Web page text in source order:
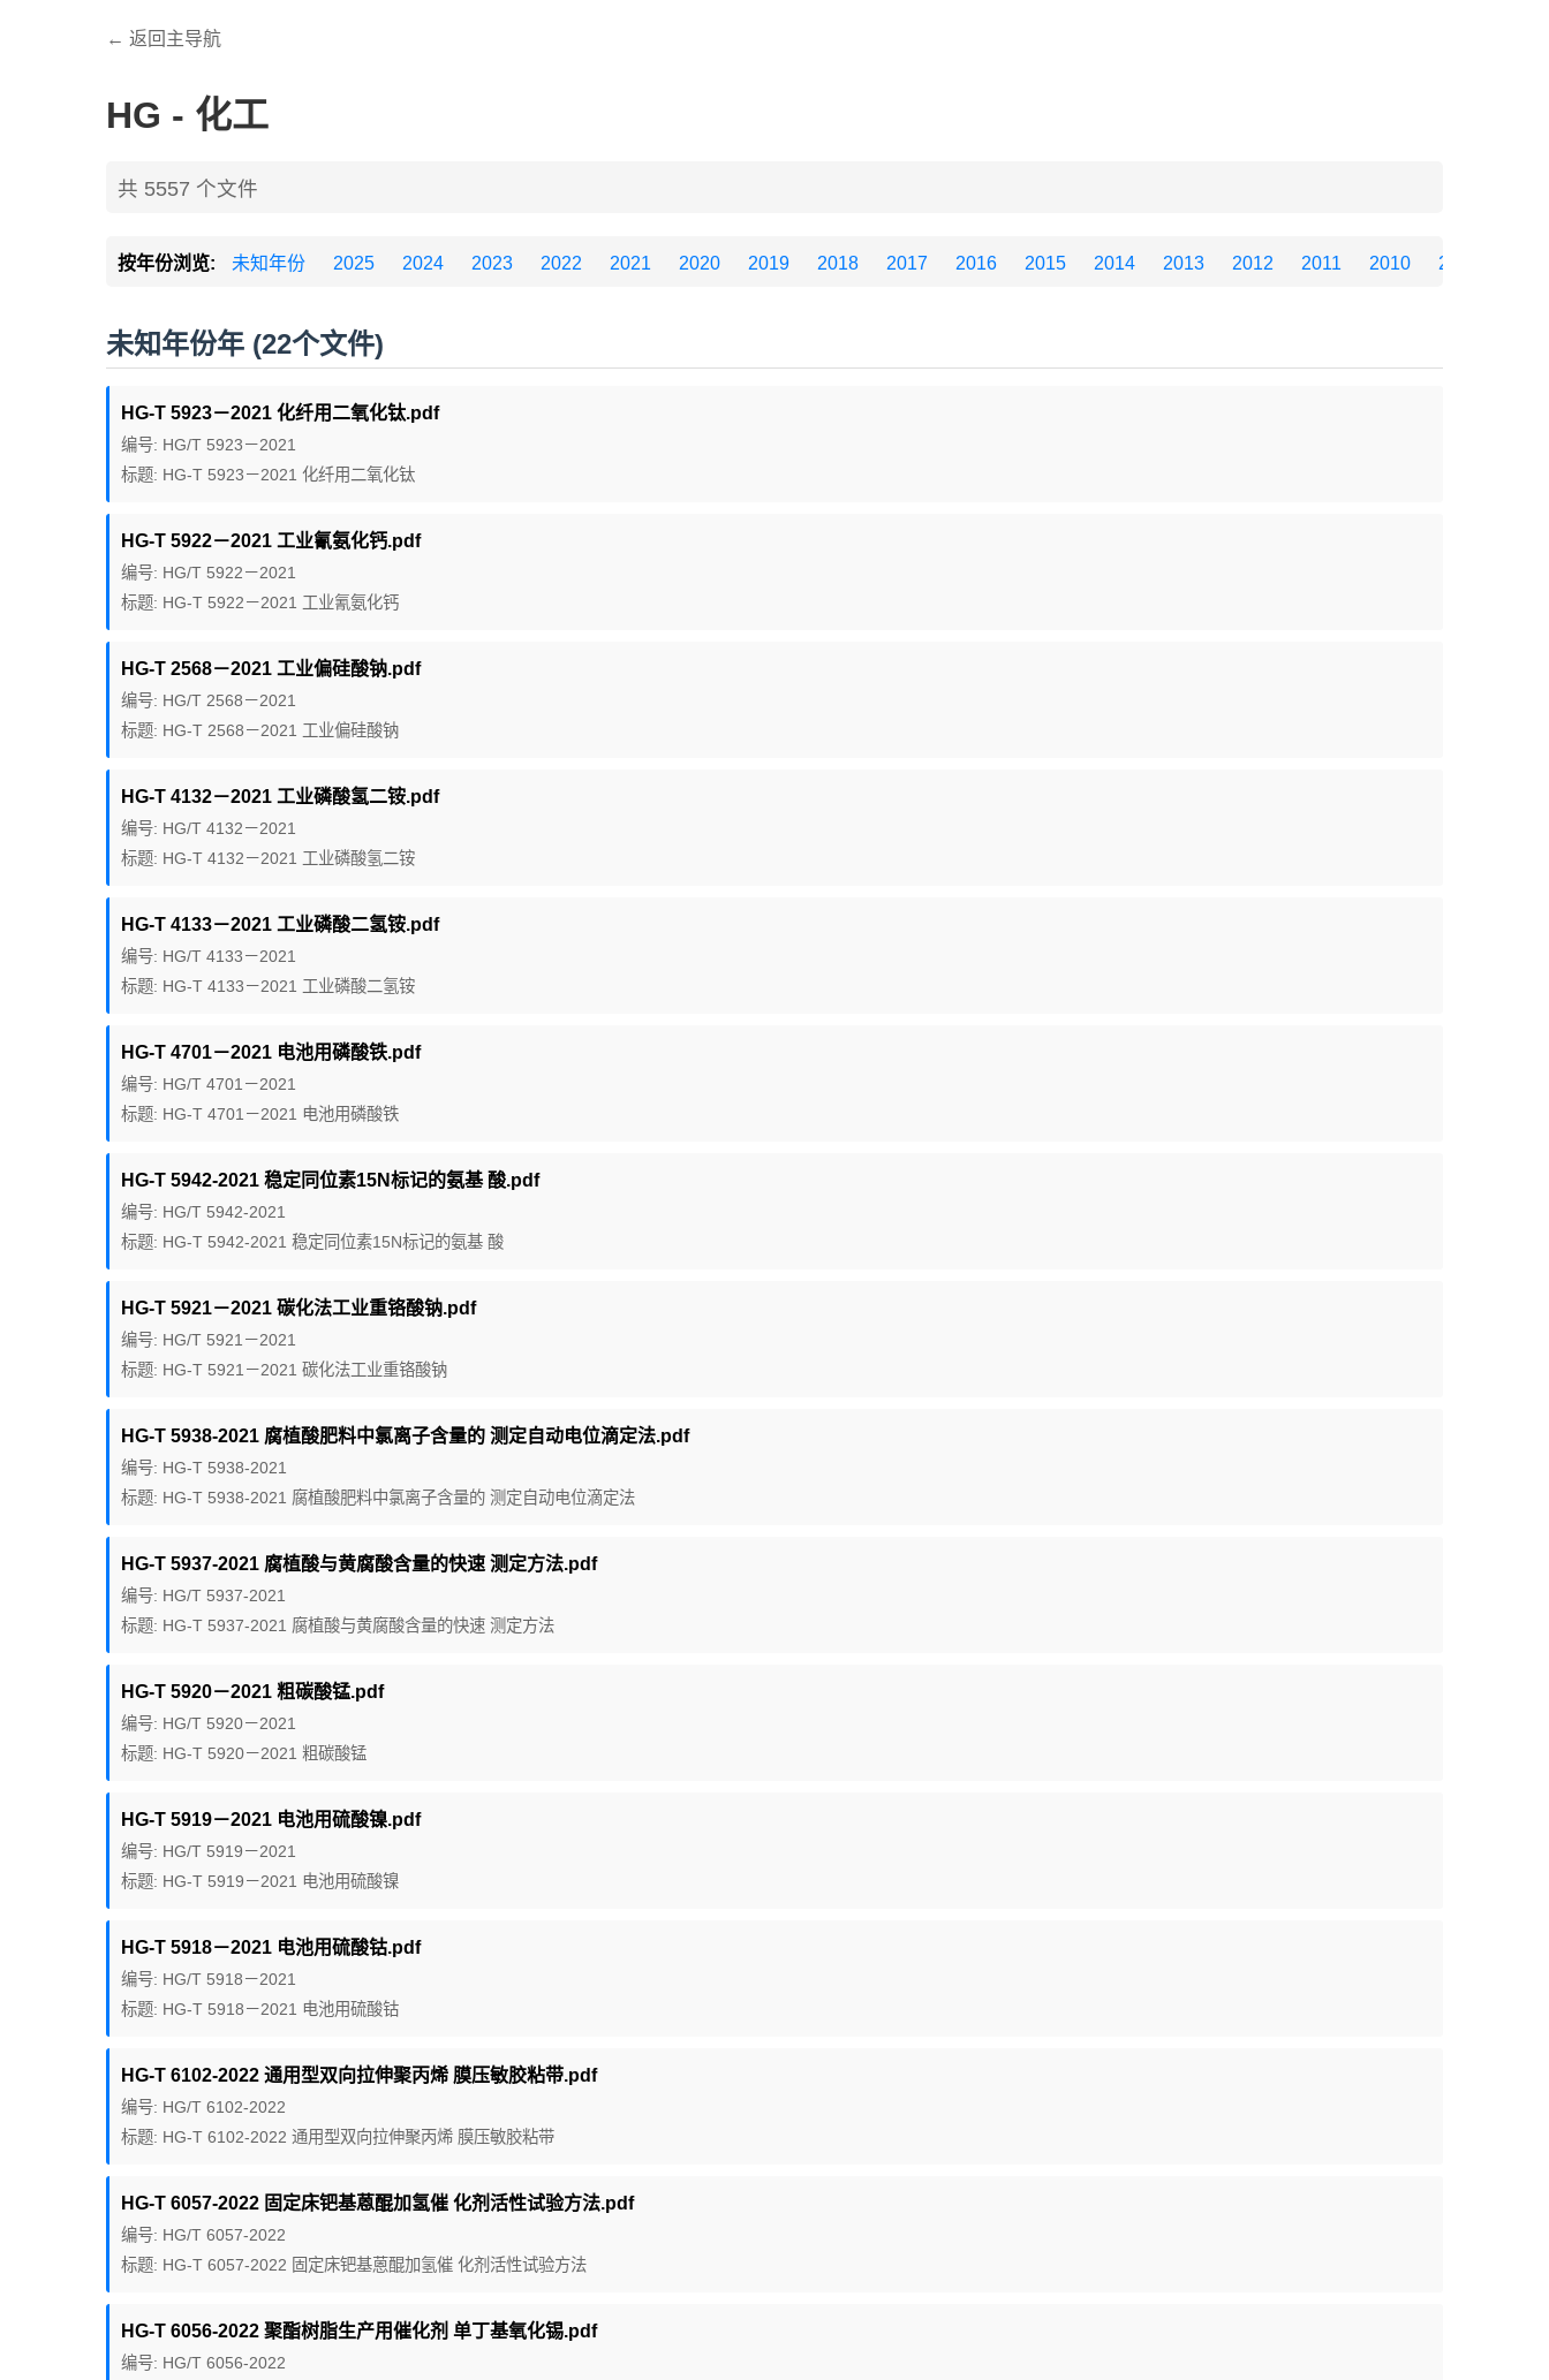
← 返回主导航
HG - 化工
共 5557 个文件
按年份浏览: 未知年份 2025 2024 2023 2022 2021 2020 2019 2018 2017 2016 2015 2014 2013 2012 2011 2010 2009
未知年份年 (22个文件)
HG-T 5923－2021 化纤用二氧化钛.pdf
编号: HG/T 5923－2021
标题: HG-T 5923－2021 化纤用二氧化钛
HG-T 5922－2021 工业氰氨化钙.pdf
编号: HG/T 5922－2021
标题: HG-T 5922－2021 工业氰氨化钙
HG-T 2568－2021 工业偏硅酸钠.pdf
编号: HG/T 2568－2021
标题: HG-T 2568－2021 工业偏硅酸钠
HG-T 4132－2021 工业磷酸氢二铵.pdf
编号: HG/T 4132－2021
标题: HG-T 4132－2021 工业磷酸氢二铵
HG-T 4133－2021 工业磷酸二氢铵.pdf
编号: HG/T 4133－2021
标题: HG-T 4133－2021 工业磷酸二氢铵
HG-T 4701－2021 电池用磷酸铁.pdf
编号: HG/T 4701－2021
标题: HG-T 4701－2021 电池用磷酸铁
HG-T 5942-2021 稳定同位素15N标记的氨基 酸.pdf
编号: HG/T 5942-2021
标题: HG-T 5942-2021 稳定同位素15N标记的氨基 酸
HG-T 5921－2021 碳化法工业重铬酸钠.pdf
编号: HG/T 5921－2021
标题: HG-T 5921－2021 碳化法工业重铬酸钠
HG-T 5938-2021 腐植酸肥料中氯离子含量的 测定自动电位滴定法.pdf
编号: HG-T 5938-2021
标题: HG-T 5938-2021 腐植酸肥料中氯离子含量的 测定自动电位滴定法
HG-T 5937-2021 腐植酸与黄腐酸含量的快速 测定方法.pdf
编号: HG/T 5937-2021
标题: HG-T 5937-2021 腐植酸与黄腐酸含量的快速 测定方法
HG-T 5920－2021 粗碳酸锰.pdf
编号: HG/T 5920－2021
标题: HG-T 5920－2021 粗碳酸锰
HG-T 5919－2021 电池用硫酸镍.pdf
编号: HG/T 5919－2021
标题: HG-T 5919－2021 电池用硫酸镍
HG-T 5918－2021 电池用硫酸钴.pdf
编号: HG/T 5918－2021
标题: HG-T 5918－2021 电池用硫酸钴
HG-T 6102-2022 通用型双向拉伸聚丙烯 膜压敏胶粘带.pdf
编号: HG/T 6102-2022
标题: HG-T 6102-2022 通用型双向拉伸聚丙烯 膜压敏胶粘带
HG-T 6057-2022 固定床钯基蒽醌加氢催 化剂活性试验方法.pdf
编号: HG/T 6057-2022
标题: HG-T 6057-2022 固定床钯基蒽醌加氢催 化剂活性试验方法
HG-T 6056-2022 聚酯树脂生产用催化剂 单丁基氧化锡.pdf
编号: HG/T 6056-2022